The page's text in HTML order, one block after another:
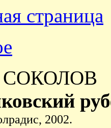
страница
СОКОЛОВ
2002.